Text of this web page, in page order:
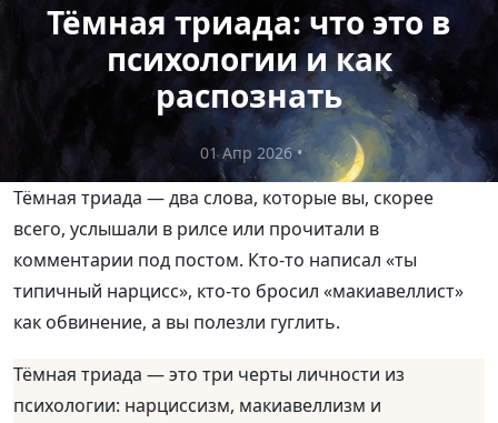
Тёмная триада: что это в
психологии и как
распознать
01 Апр 2026•
Тёмная триада — два слова, которые вы, скорее
всего, услышали в рилсе или прочитали в
комментарии под постом. Кто-то написал «ты
типичный нарцисс», кто-то бросил «макиавеллист»
как обвинение, а вы полезли гуглить.
Тёмная триада — это три черты личности из
психологии: нарциссизм, макиавеллизм и